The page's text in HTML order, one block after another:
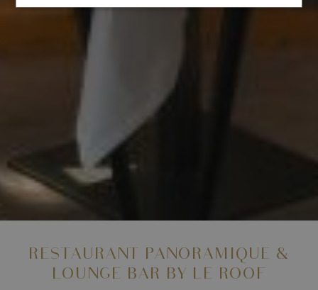
RESTAURANT PANORAMIQUE &
LOUNGE BAR BY LE ROOF